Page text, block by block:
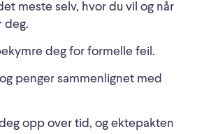
meste selv, hvor du vil og når
deg.
deg for formelle feil.
penger sammenlignet med
opp over tid, og ektepakten